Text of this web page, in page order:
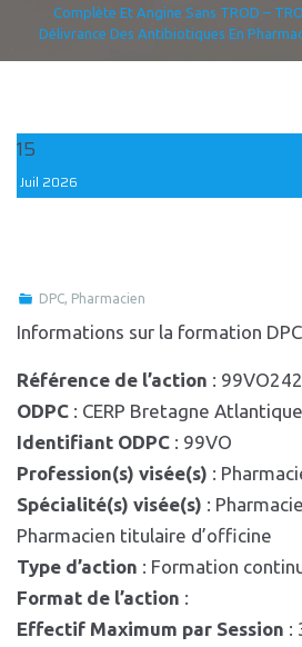
Complète Et Angine Sans TROD –
Délivrance Des Antibiotiques En
15
Juil 2026
DPC, Pharmacien
Informations sur la formation
Référence de l’action :
ODPC : CERP Bretagne
Identifiant ODPC : 99VO
Profession(s) visée(s) :
Spécialité(s) visée(s) :
Pharmacien titulaire d’officine
Type d’action : Formation
Format de l’action :
Effectif Maximum par Session :